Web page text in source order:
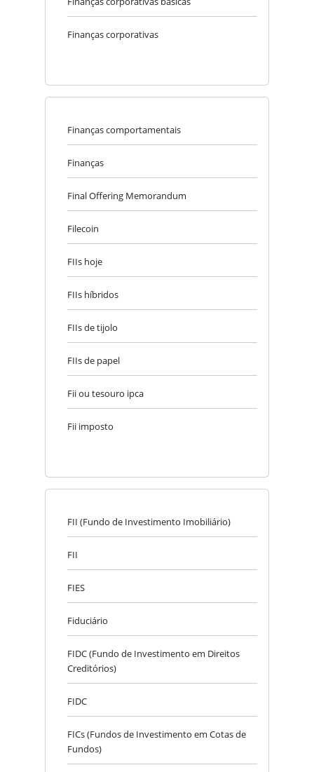
Finanças corporativas
Finanças comportamentais
Finanças
Final Offering Memorandum
Filecoin
FIIs hoje
FIIs híbridos
FIIs de tijolo
FIIs de papel
Fii ou tesouro ipca
Fii imposto
FII (Fundo de Investimento Imobiliário)
FII
FIES
Fiduciário
FIDC (Fundo de Investimento em Direitos
Creditórios)
FIDC
FICs (Fundos de Investimento em Cotas de
Fundos)